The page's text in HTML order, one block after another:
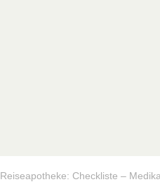
Reiseapotheke: Checkliste –